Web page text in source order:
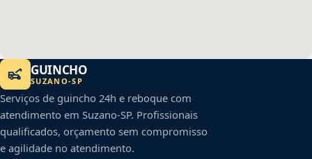
GUINCHO
SUZANO-SP
Serviços de guincho 24h e reboque com
atendimento em Suzano-SP. Profissionais
qualificados, orçamento sem compromisso
e agilidade no atendimento.